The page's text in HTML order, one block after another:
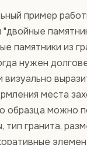
пример
памятники из
нужен
визуально
места
образца можно
тип гранита,